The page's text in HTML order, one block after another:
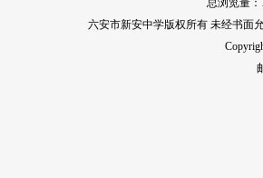
总浏览量：
六安市新安中学版权所有 未经书面